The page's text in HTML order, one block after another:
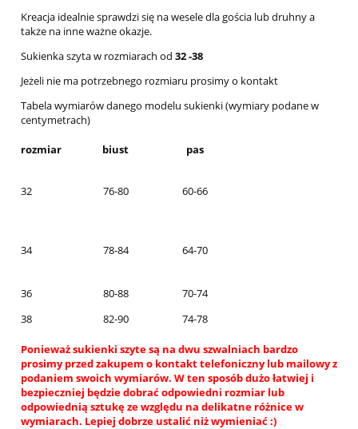
Kreacja idealnie sprawdzi się na wesele dla gościa lub druhny a
także na inne ważne okazje.
Sukienka szyta w rozmiarach od 32 -38
Jeżeli nie ma potrzebnego rozmiaru prosimy o kontakt
Tabela wymiarów danego modelu sukienki (wymiary podane w
centymetrach)
rozmiar biust pas
32 76-80 60-66
34 78-84 64-70
36 80-88
70-74
38
82-90 74-78
Ponieważ sukienki szyte są na dwu szwalniach bardzo
prosimy przed zakupem o kontakt telefoniczny lub mailowy z
podaniem swoich wymiarów. W ten sposób dużo łatwiej i
bezpieczniej będzie dobrać odpowiedni rozmiar lub
odpowiednią sztukę ze względu na delikatne różnice w
wymiarach. Lepiej dobrze ustalić niż wymieniać :)